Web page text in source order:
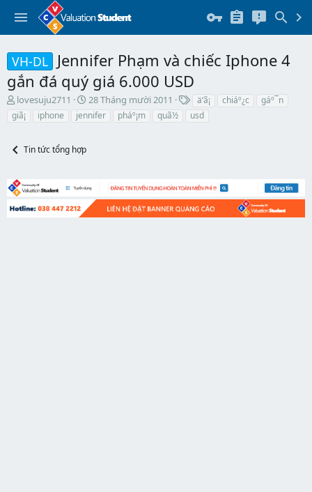
VH-DL
Jennifer Phạm và chiếc Iphone 4
gắn đá quý giá 6.000 USD
T
h
a
t
a
r
lovesuju2711
N
g
đ
u
28 Tháng mười 2011
h
ä‘ã¡ chiáº¿c
gáº¯n
giã¡
iphone jennifer pháº¡m quã½ usd
Tin tức tổng hợp